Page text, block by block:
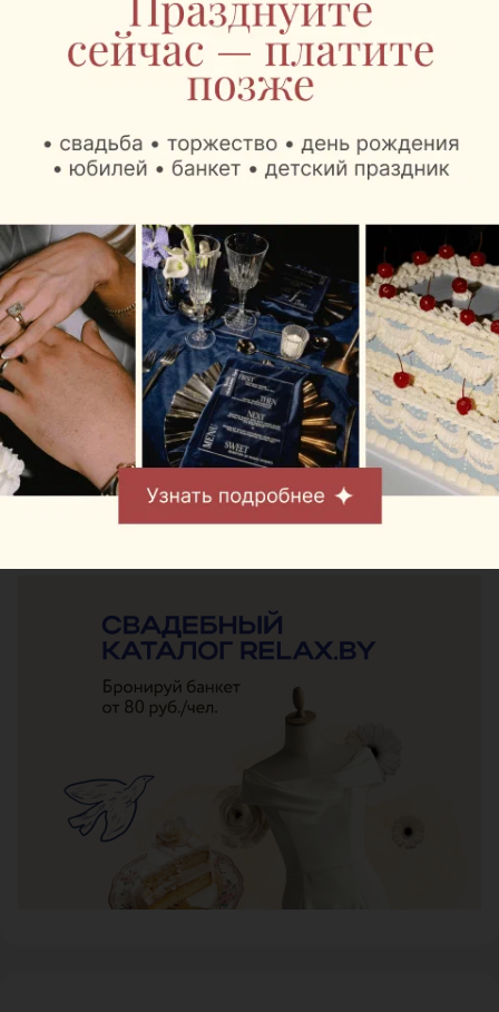
Pets Fest задуман как формат летнего отдыха на
свежем воздухе, где можно получить полезные
знания от экспертов, провести время с семьей и
питомцем и познакомиться с миром животных
ближе.
Когда: 8–9 августа 2026 года
Где: Lakeside Park, г. Минск, ул. Дисенская, 2П,
побережье Цнянского водохранилища
Вход: свободный
Возрастное ограничение: 0+
Другие интересные новости в нашем телеграм-
канале
Следите за нами в соцсетях